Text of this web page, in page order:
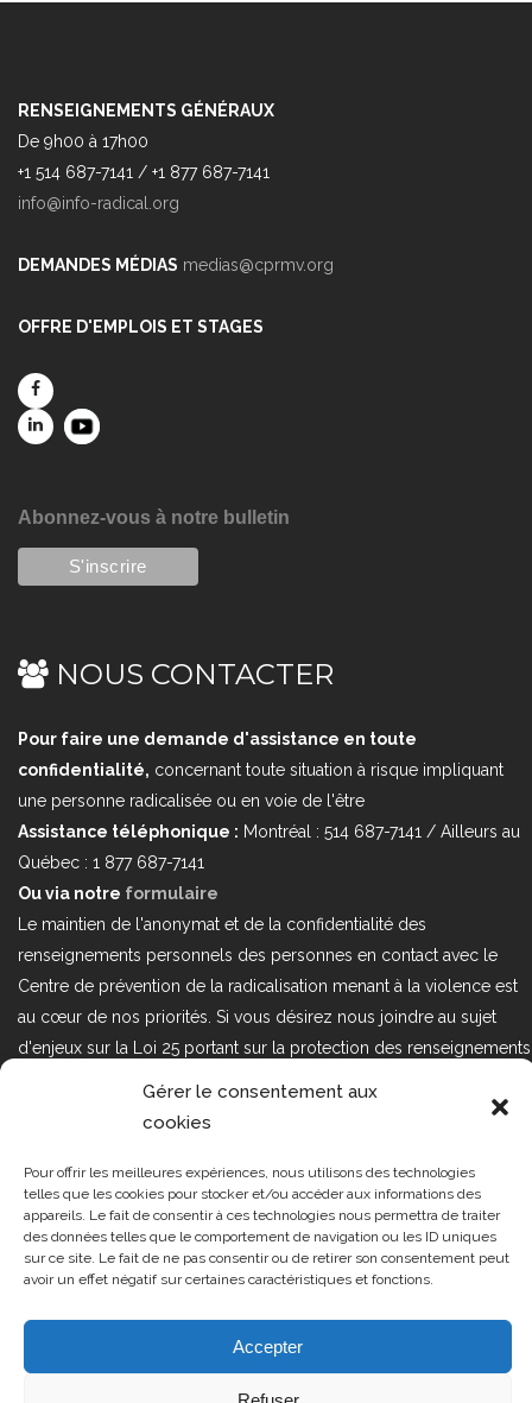
Gérer le consentement aux
cookies
Pour offrir les meilleures expériences, nous utilisons des technologies
telles que les cookies pour stocker et/ou accéder aux informations des
appareils. Le fait de consentir à ces technologies nous permettra de traiter
des données telles que le comportement de navigation ou les ID uniques
sur ce site. Le fait de ne pas consentir ou de retirer son consentement peut
avoir un effet négatif sur certaines caractéristiques et fonctions.
Accepter
RENSEIGNEMENTS GÉNÉRAUX
De 9h00 à 17h00
+1 514 687-7141 / +1 877 687-7141
info@info-radical.org
DEMANDES MÉDIAS medias@cprmv.org
OFFRE D'EMPLOIS ET STAGES
Abonnez-vous à notre bulletin
NOUS CONTACTER
Pour faire une demande d'assistance en toute
confidentialité, concernant toute situation à risque impliquant
une personne radicalisée ou en voie de l'être
Assistance téléphonique : Montréal : 514 687-7141 / Ailleurs au
Québec : 1 877 687-7141
Ou via notre formulaire
Le maintien de l'anonymat et de la confidentialité des
renseignements personnels des personnes en contact avec le
Centre de prévention de la radicalisation menant à la violence est
au cœur de nos priorités. Si vous désirez nous joindre au sujet
d'enjeux sur la Loi 25 portant sur la protection des renseignements
nous à l'adresse courriel suivant : loi25@cprmv.org Pour en savoir
Tous droits réservés @2019 CPRMV
| Centre de prévention de la
radicalisation menant à la violence
(CPRMV)